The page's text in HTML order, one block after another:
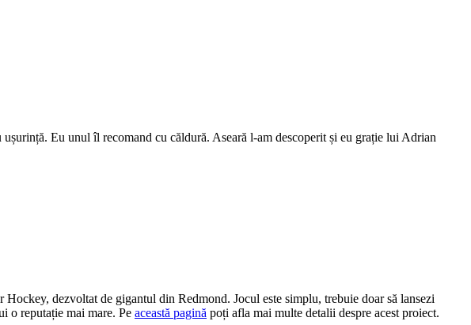
Eu unul îl recomand cu căldură. Aseară l-am descoperit și eu grație lui Adrian
dezvoltat de gigantul din Redmond. Jocul este simplu, trebuie doar să lansezi
o reputație mai mare. Pe această pagină poți afla mai multe detalii despre acest proiect.